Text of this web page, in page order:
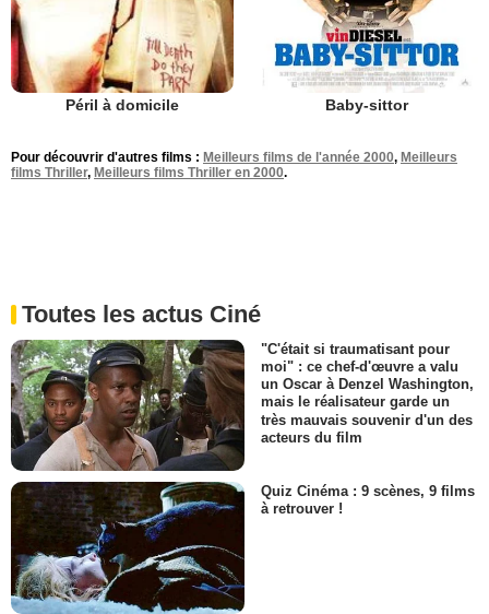
Péril à domicile Baby-sittor
Pour découvrir d'autres films : Meilleurs films de l'année 2000, Meilleurs
films Thriller, Meilleurs films Thriller en 2000.
Toutes les actus Ciné
"C'était si traumatisant pour
moi" : ce chef-d'œuvre a valu
un Oscar à Denzel Washington,
mais le réalisateur garde un
très mauvais souvenir d'un des
acteurs du film
Quiz Cinéma : 9 scènes, 9 films
à retrouver !